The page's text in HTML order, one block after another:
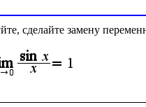
сделайте замену